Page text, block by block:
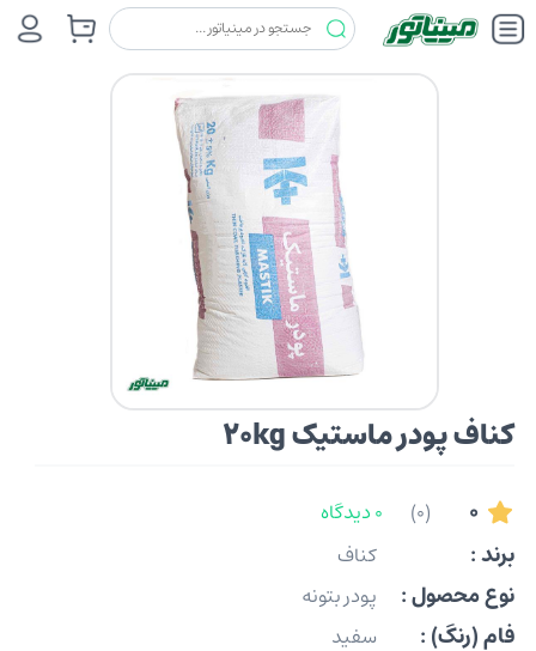
پودر و خمیرهای هنری و صنعتی کناف کناف پودر ماستیک 20kg
کناف پودر ماستیک 20kg
0
(0) 0 دیدگاه
برند : کناف
نوع محصول : پودر بتونه
فام (رنگ) : سفید